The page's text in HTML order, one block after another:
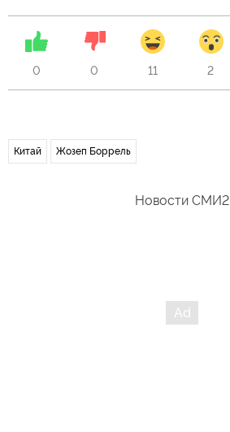
0 0 11 2
Китай Жозеп Боррель
Новости СМИ2